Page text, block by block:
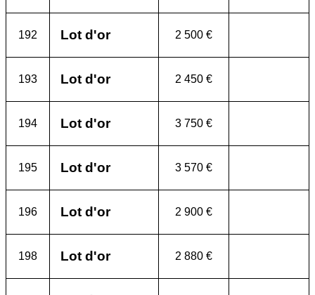
192 Lot d'or 2 500 €
193 Lot d'or 2 450 €
194 Lot d'or 3 750 €
195 Lot d'or 3 570 €
196 Lot d'or 2 900 €
198 Lot d'or 2 880 €